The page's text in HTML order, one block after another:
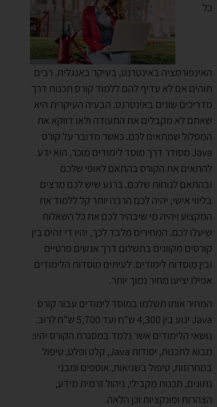
כל
האינפורמציה באינטרנט, בעיקר באנגלית. רבים
תוהים אם לא עדיף להם ללמוד קורס תכנות דרך
מדריכים שונים באינטרנט. הבעיה העיקרית היא
שאתם לא מקבלים את התעודה ולאו דווקא את
המסלול שמתאים לכם. כאשר מדובר על קורס
Java מסודר דרך מוסד לימודים מוכר, הוא ידע
להתאים את הקורס בהתאם לאופי שלכם
ובהתאם לנוחות שלכם. ברגע שיש לכם מרצים
בליווי אישי, יהיה לכם הרבה יותר קל ללמוד את
המקצוע ויהיה מי שיבהיר לכם את כל השאלות
שיעלו לכם. המחירים מלבד לכך, יהיו די זהים בין
קורסים מקוונים בתשלום דרך אנשים פרטיים
ובין מוסדות לימודים. לעיתים מוסדות הלימודים
אפילו יציעו מחיר נמוך יותר.
המחיר אותו תשלמו במוסד לימודים עבור קורס
Java ינוע בין 4,300 ש"ח ועד 5,700 ש"ח לרוב.
נושאי הלימודים אשר נלמד במסגרת הקורס יהיו:
מבוא לתכנות, יסודות Java, קלט ופלט, טיפול
במחרוזות, טיפול בשגיאות, אוספים ומבני
נתונים, תכנות מקבילי, ניהול זרמית מידע,
הצהרות ופונקציות וכן הלאה.